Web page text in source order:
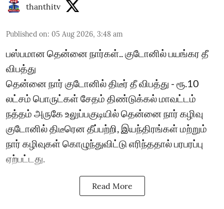
thanthitv
Published on: 05 Aug 2026, 3:48 am
பஸ்பமான தென்னை நார்கள்.. குடோனில் பயங்கர தீ
விபத்து
தென்னை நார் குடோனில் திடீர் தீ விபத்து - ரூ.10
லட்சம் பொருட்கள் சேதம் திண்டுக்கல் மாவட்டம்
நத்தம் அருகே உலுப்பகுடியில் தென்னை நார் கழிவு
குடோனில் திடீரென தீப்பற்றி, இயந்திரங்கள் மற்றும்
நார் கழிவுகள் கொழுந்துவிட்டு எரிந்ததால் பரபரப்பு
ஏற்பட்டது.
Read More